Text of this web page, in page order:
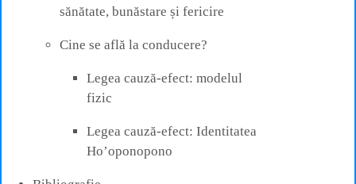
sănătate, bunăstare și fericire
Cine se află la conducere?
Legea cauză-efect: modelul
fizic
Legea cauză-efect: Identitatea
Ho’oponopono